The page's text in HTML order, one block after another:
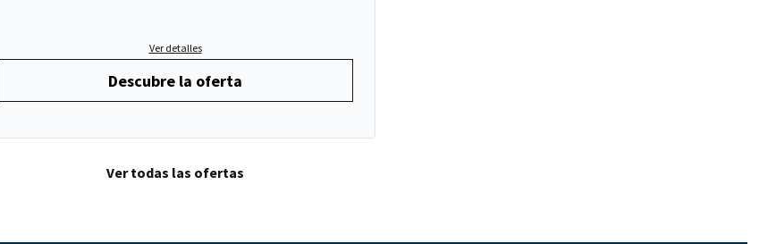
Ver detalles
Descubre la oferta
Ver todas las ofertas